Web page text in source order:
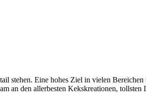
Eine hohes Ziel in vielen
an den allerbesten Kekskreationen,